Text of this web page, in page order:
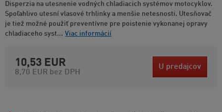
Disperzia na utesnenie vodných chladiacich systémov motocyklov.
Spoľahlivo utesní vlasové trhlinky a menšie netesnosti. Utesňovač
je tiež možné použiť preventívne pre poistenie vykonanej opravy
chladiaceho syst... Viac informácií
10,53 EUR
8,70 EUR bez DPH
U predajcov